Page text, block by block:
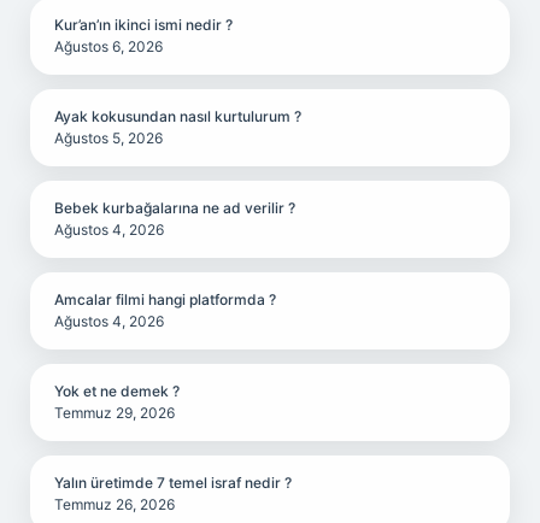
Kur’an’ın ikinci ismi nedir ?
Ağustos 6, 2026
Ayak kokusundan nasıl kurtulurum ?
Ağustos 5, 2026
Bebek kurbağalarına ne ad verilir ?
Ağustos 4, 2026
Amcalar filmi hangi platformda ?
Ağustos 4, 2026
Yok et ne demek ?
Temmuz 29, 2026
Yalın üretimde 7 temel israf nedir ?
Temmuz 26, 2026